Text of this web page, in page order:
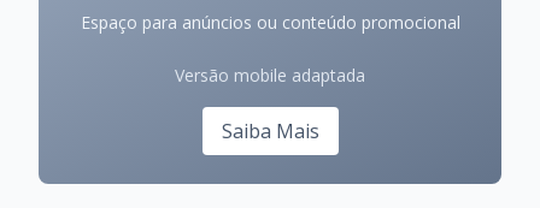
Espaço para anúncios ou conteúdo promocional
Versão mobile adaptada
Saiba Mais